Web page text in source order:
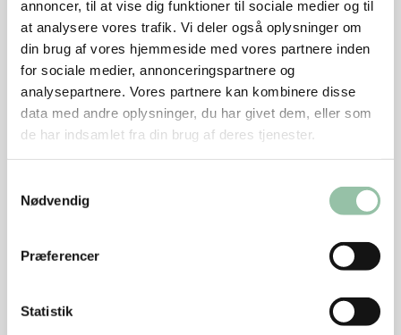
annoncer, til at vise dig funktioner til sociale medier og til
at analysere vores trafik. Vi deler også oplysninger om
din brug af vores hjemmeside med vores partnere inden
for sociale medier, annonceringspartnere og
analysepartnere. Vores partnere kan kombinere disse
data med andre oplysninger, du har givet dem, eller som
de har indsamlet fra din brug af deres tjenester.
Nødvendig
Præferencer
Statistik
Salt
Evt. ½ tsk tørret chili
Sådan gør du
Pil hvidløget.
Blend kikærterne med hvidløg, honning,
Blend til en glat hummus.